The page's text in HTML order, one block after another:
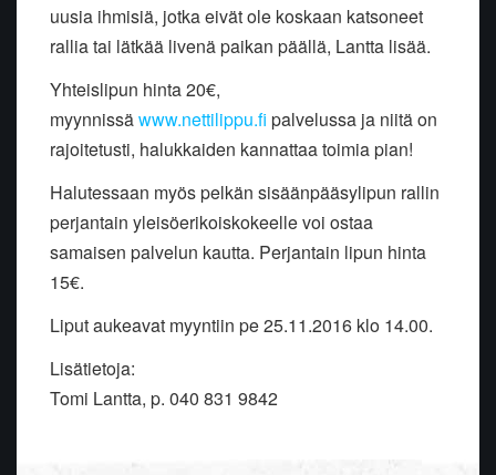
uusia ihmisiä, jotka eivät ole koskaan katsoneet
rallia tai lätkää livenä paikan päällä, Lantta lisää.
Yhteislipun hinta 20€,
myynnissäwww.nettilippu.fi palvelussa ja niitä on
rajoitetusti, halukkaiden kannattaa toimia pian!
Halutessaan myös pelkän sisäänpääsylipun rallin
perjantain yleisöerikoiskokeelle voi ostaa
samaisen palvelun kautta. Perjantain lipun hinta
15€.
Liput aukeavat myyntiin pe 25.11.2016 klo 14.00.
Lisätietoja:
Tomi Lantta, p. 040 831 9842